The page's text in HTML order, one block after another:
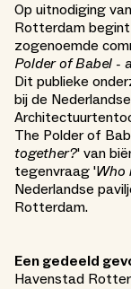
Op uitnodiging
Rotterdam
zogenoemde
Polder of Babel -
Dit publieke
bij de
The Polder of
together?' van
tegenvraag 'Who
Nederlandse
Rotterdam.
Een gedeeld
Havenstad